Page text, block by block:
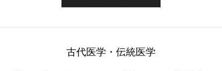
古代医学・伝統医学